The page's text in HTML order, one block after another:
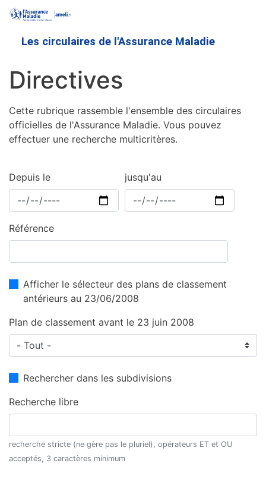
contenu
Les circulaires de l'Assurance Maladie
Directives
Cette rubrique rassemble l'ensemble des circulaires
officielles de l'Assurance Maladie. Vous pouvez
effectuer une recherche multicritères.
Depuis le jusqu'au
Référence
Afficher le sélecteur des plans de classement
antérieurs au 23/06/2008
Plan de classement avant le 23 juin 2008
Rechercher dans les subdivisions
Recherche libre
recherche stricte (ne gère pas le pluriel), opérateurs ET et OU
acceptés, 3 caractères minimum